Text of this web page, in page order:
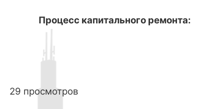
Процесс капитального ремонта:
29 просмотров